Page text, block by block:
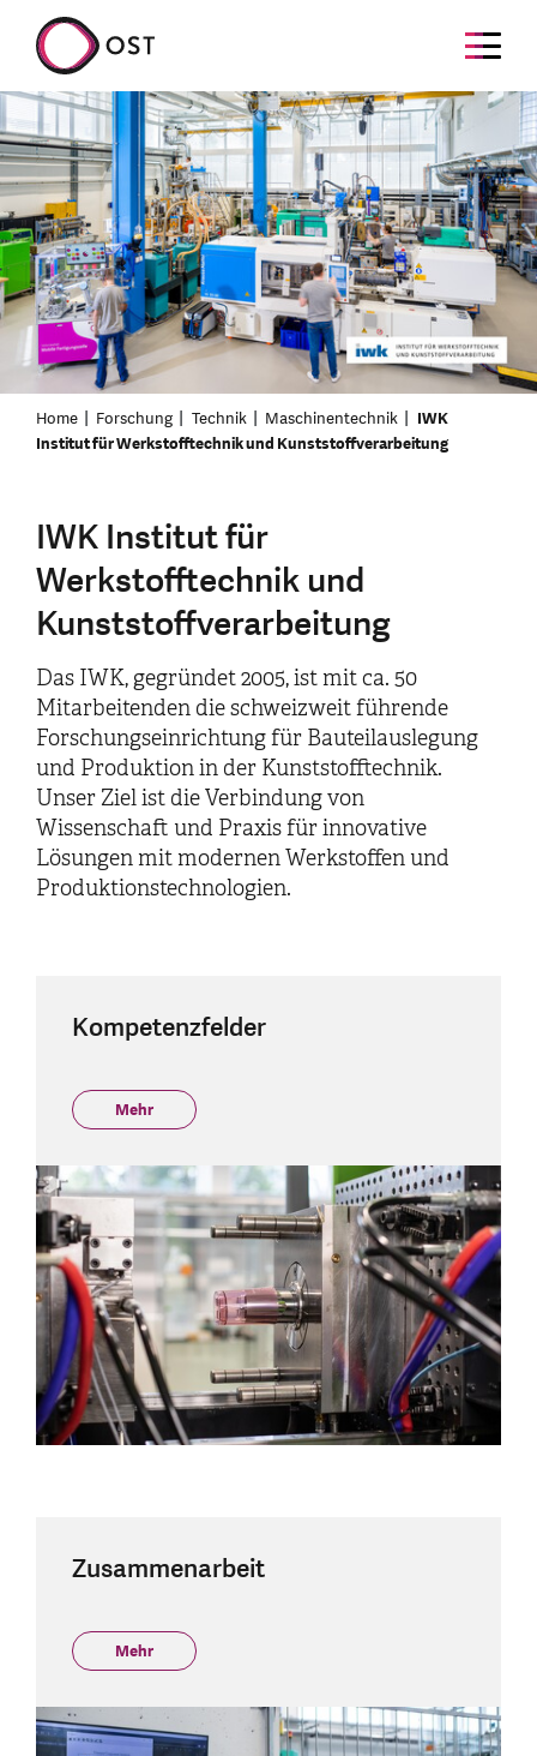
Home Forschung Technik Maschinentechnik
IWK
Institut für Werkstofftechnik und Kunststoffverarbeitung
IWK Institut für
Werkstofftechnik und
Kunststoffverarbeitung
Das IWK, gegründet 2005, ist mit ca. 50
Mitarbeitenden die schweizweit führende
Forschungseinrichtung für Bauteilauslegung
und Produktion in der Kunststofftechnik.
Unser Ziel ist die Verbindung von
Wissenschaft und Praxis für innovative
Lösungen mit modernen Werkstoffen und
Produktionstechnologien.
Kompetenzfelder
Mehr
Zusammenarbeit
Mehr